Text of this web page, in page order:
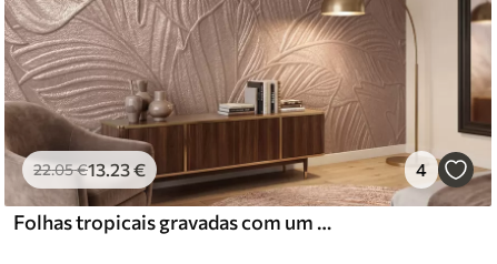
22.05€13.23€ 4
Folhas tropicais gravadas com um relevo delicado em tons quentes de bege